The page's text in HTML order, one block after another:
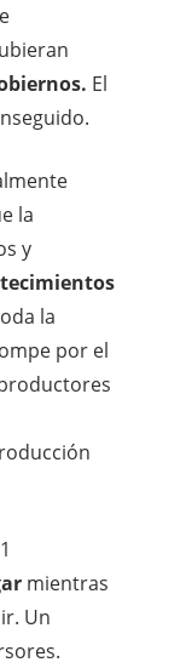
El
la
y
la
por el
mientras
Un